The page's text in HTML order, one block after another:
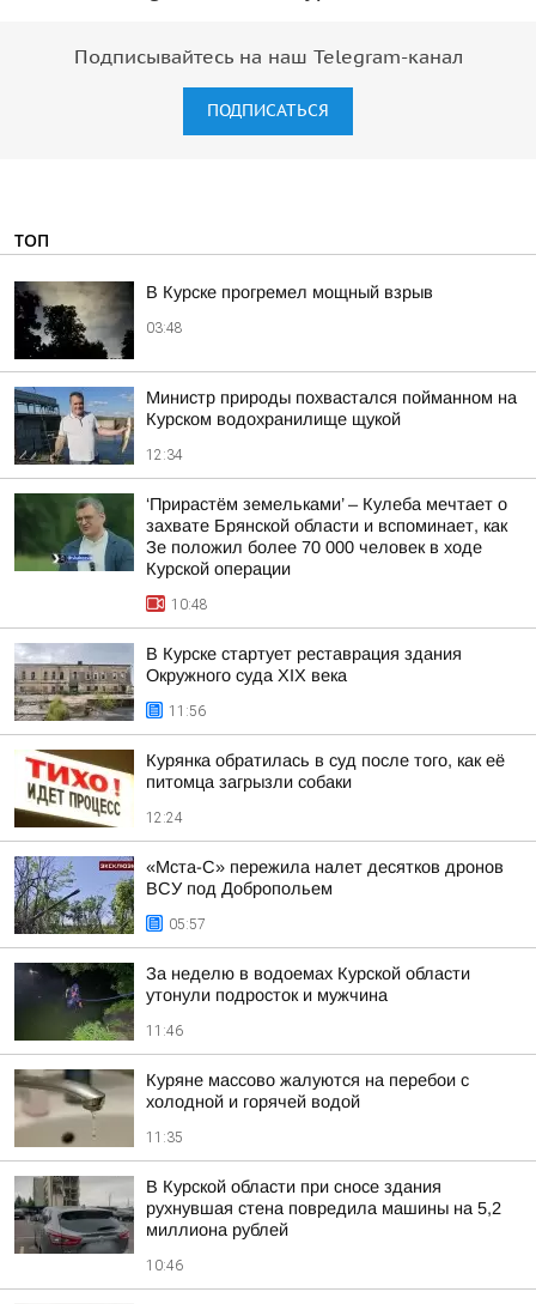
Подписывайтесь на наш Telegram-канал
ПОДПИСАТЬСЯ
ТОП
В Курске прогремел мощный взрыв
03:48
Министр природы похвастался пойманном на
Курском водохранилище щукой
12:34
‘Прирастём земельками’ – Кулеба мечтает о
захвате Брянской области и вспоминает, как
Зе положил более 70 000 человек в ходе
Курской операции
10:48
В Курске стартует реставрация здания
Окружного суда XIX века
11:56
Курянка обратилась в суд после того, как её
питомца загрызли собаки
12:24
«Мста-С» пережила налет десятков дронов
ВСУ под Добропольем
05:57
За неделю в водоемах Курской области
утонули подросток и мужчина
11:46
Куряне массово жалуются на перебои с
холодной и горячей водой
11:35
В Курской области при сносе здания
рухнувшая стена повредила машины на 5,2
миллиона рублей
10:46